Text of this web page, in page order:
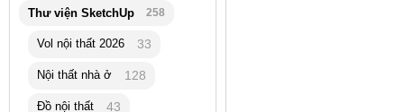
Thư viện SketchUp 258
Vol nội thất 2026 33
Nội thất nhà ở 128
Đồ nội thất 43